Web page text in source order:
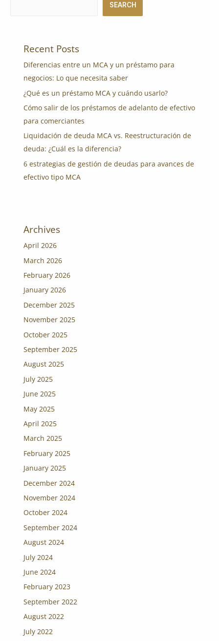
SEARCH
Recent Posts
Diferencias entre un MCA y un préstamo para
negocios: Lo que necesita saber
¿Qué es un préstamo MCA y cuándo usarlo?
Cómo salir de los préstamos de adelanto de efectivo
para comerciantes
Liquidación de deuda MCA vs. Reestructuración de
deuda: ¿Cuál es la diferencia?
6 estrategias de gestión de deudas para avances de
efectivo tipo MCA
Archives
April 2026
March 2026
February 2026
January 2026
December 2025
November 2025
October 2025
September 2025
August 2025
July 2025
June 2025
May 2025
April 2025
March 2025
February 2025
January 2025
December 2024
November 2024
October 2024
September 2024
August 2024
July 2024
June 2024
February 2023
September 2022
August 2022
July 2022